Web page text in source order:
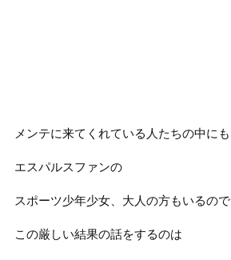
メンテに来てくれている人たちの中にも
エスパルスファンの
スポーツ少年少女、大人の方もいるので
この厳しい結果の話をするのは